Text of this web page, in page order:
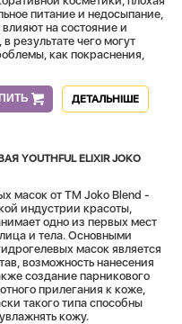
питание и недосыпание,
на состояние и
результате чего могут
как покраснения,
ДЕТАЛЬНІШЕ
YOUTHFUL ELIXIR JOKO
масок от TM Joko Blend -
индустрии красоты,
одно из первых мест
и тела. Основными
масок является
возможность нанесения
создание парникового
прилегания к коже,
такого типа способны
кожу.